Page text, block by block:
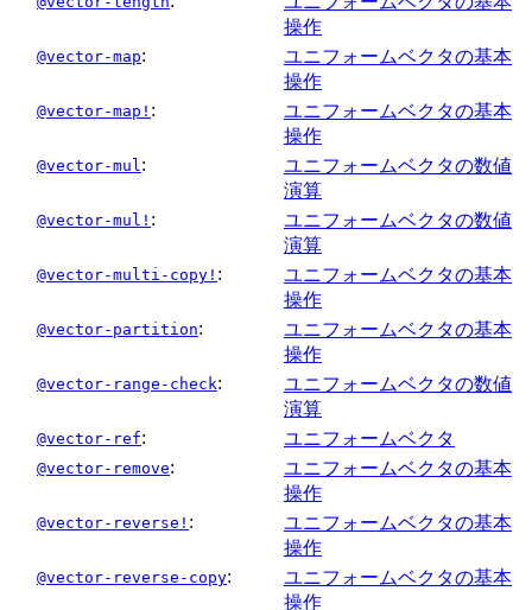
操作
@vector-map:
ユニフォームベクタの基本
操作
@vector-map! :
ユニフォームベクタの基本
操作
@vector-mul :
ユニフォームベクタの数値
演算
@vector-mul! :
ユニフォームベクタの数値
演算
@vector-multi-copy! :
ユニフォームベクタの基本
操作
@vector-partition:
ユニフォームベクタの基本
操作
@vector-range-check:
ユニフォームベクタの数値
演算
@vector-ref: ユニフォームベクタ
@vector-remove:
ユニフォームベクタの基本
操作
@vector-reverse! :
ユニフォームベクタの基本
操作
@vector-reverse-copy:
ユニフォームベクタの基本
操作